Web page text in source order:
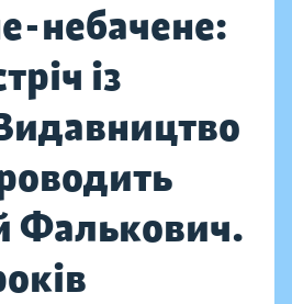
небачене:
із
Фалькович.